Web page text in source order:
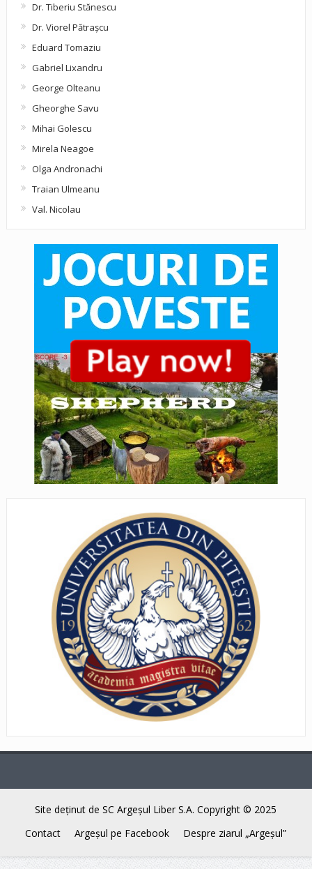
Dr. Tiberiu Stănescu
Dr. Viorel Pătraşcu
Eduard Tomaziu
Gabriel Lixandru
George Olteanu
Gheorghe Savu
Mihai Golescu
Mirela Neagoe
Olga Andronachi
Traian Ulmeanu
Val. Nicolau
Site deţinut de SC Argeşul Liber S.A. Copyright © 2025
Contact
Argeşul pe Facebook Despre ziarul „Argeşul”